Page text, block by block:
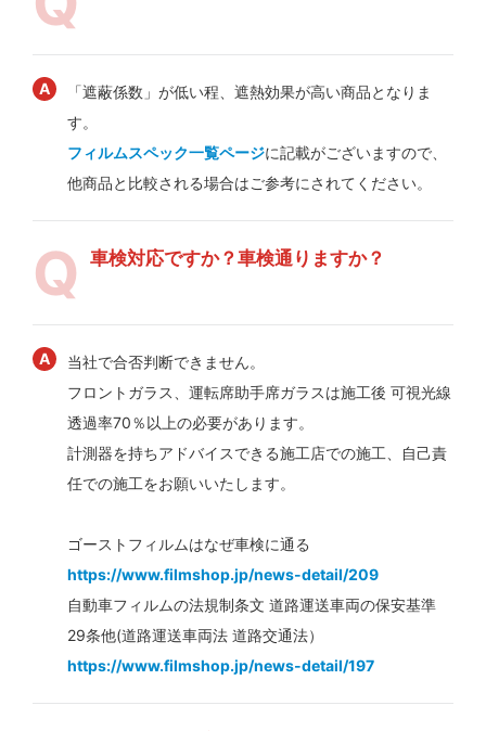
「遮蔽係数」が低い程、遮熱効果が高い商品となりま
す。
フィルムスペック一覧ページに記載がございますので、
他商品と比較される場合はご参考にされてください。
車検対応ですか？車検通りますか？
当社で合否判断できません。
フロントガラス、運転席助手席ガラスは施工後 可視光線
透過率70％以上の必要があります。
計測器を持ちアドバイスできる施工店での施工、自己責
任での施工をお願いいたします。
ゴーストフィルムはなぜ車検に通る
https://www.filmshop.jp/news-detail/209
自動車フィルムの法規制条文 道路運送車両の保安基準
29条他(道路運送車両法 道路交通法）
https://www.filmshop.jp/news-detail/197